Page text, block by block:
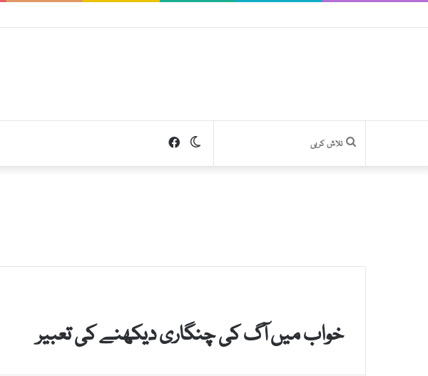
تلاش Facebook
خواب میں آگ کی چنگاری دیکھنے کی تعبیر